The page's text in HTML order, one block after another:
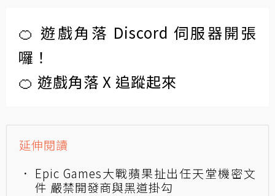
🍊 遊戲角落 Discord 伺服器開張
囉！
🍊 遊戲角落 X 追蹤起來
延伸閱讀
Epic Games大戰蘋果扯出任天堂機密文
件 嚴禁開發商與黑道掛勾